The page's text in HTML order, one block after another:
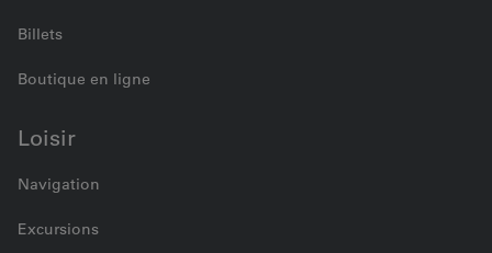
Billets
Boutique en ligne
Loisir
Navigation
Excursions